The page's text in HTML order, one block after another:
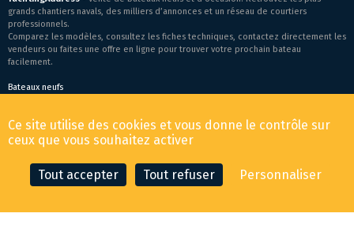
CONTACTER LE COURTIER FAIRE UNE OFFRE
grands chantiers navals, des milliers d’annonces et un réseau de courtiers
professionnels.
Comparez les modèles, consultez les fiches techniques, contactez directement les
vendeurs ou faites une offre en ligne pour trouver votre prochain bateau
facilement.
Bateaux neufs
© 2026 YachtingAddress.com
Ce site utilise des cookies et vous donne le contrôle sur
ceux que vous souhaitez activer
Tout accepter Tout refuser Personnaliser